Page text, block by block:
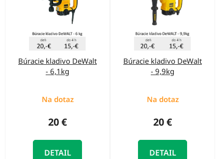
Búracie kladivo DeWalt
- 6,1kg
Na dotaz
20 €
DETAIL
Búracie kladivo DeWalt
- 9,9kg
Na dotaz
20 €
DETAIL